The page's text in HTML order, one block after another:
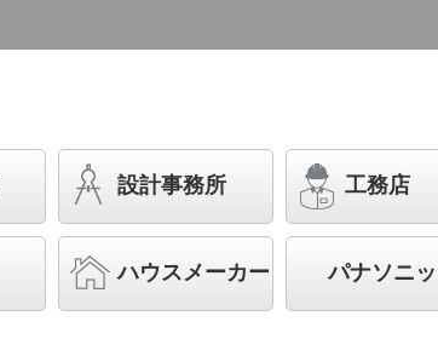
据置取付型 LED（白色） スポットライ
SmartArchi（スマートアーキ） シリンダー
スペシャル商品（先端技術や優れたデザイン性を持
案する商品群です）
◆希望小売価格 71,000 円（税抜）
設計事務所 工務店
ハウスメーカー パナソニ